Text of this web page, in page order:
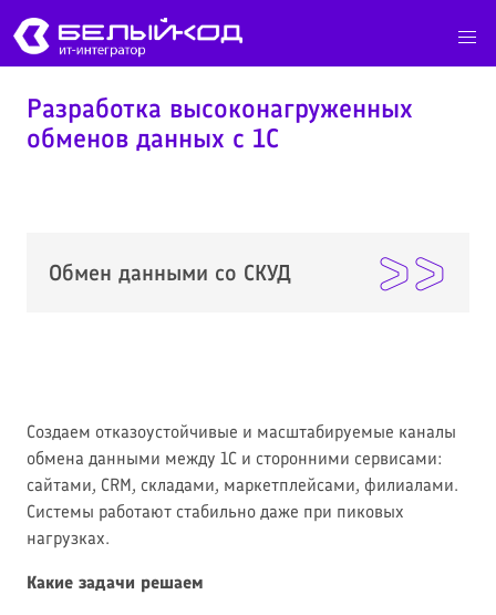
Разработка высоконагруженных
обменов данных с 1С
Обмен данными со СКУД
Создаем отказоустойчивые и масштабируемые каналы
обмена данными между 1С и сторонними сервисами:
сайтами, CRM, складами, маркетплейсами, филиалами.
Системы работают стабильно даже при пиковых
нагрузках.
Какие задачи решаем